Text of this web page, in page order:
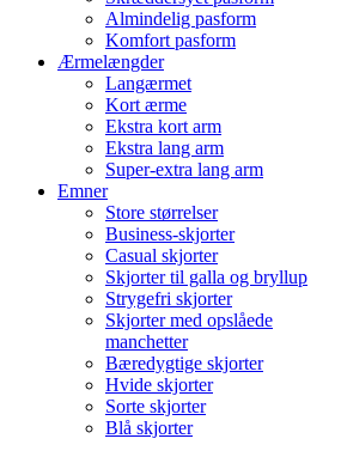
Almindelig pasform
Komfort pasform
Ærmelængder
Langærmet
Kort ærme
Ekstra kort arm
Ekstra lang arm
Super-extra lang arm
Emner
Store størrelser
Business-skjorter
Casual skjorter
Skjorter til galla og bryllup
Strygefri skjorter
Skjorter med opslåede
manchetter
Bæredygtige skjorter
Hvide skjorter
Sorte skjorter
Blå skjorter